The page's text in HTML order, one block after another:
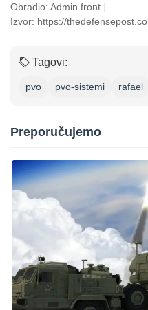
Obradio: Admin front |
Izvor: https://thedefensepost.co
Tagovi:
pvo pvo-sistemi rafael
Preporučujemo